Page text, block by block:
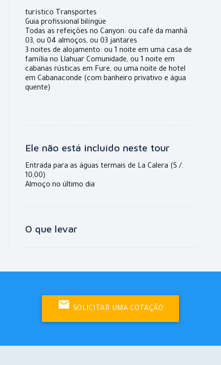
turístico Transportes
Guia profissional bilíngüe
Todas as refeições no Canyon: ou café da manhã
03, ou 04 almoços, ou 03 jantares
3 noites de alojamento: ou 1 noite em uma casa de
família no Llahuar Comunidade, ou 1 noite em
cabanas rústicas em Fure, ou uma noite de hotel
em Cabanaconde (com banheiro privativo e água
quente)
Ele não está incluído neste tour
Entrada para as águas termais de La Calera (S /.
10,00)
Almoço no último dia
O que levar
SOLICITAR UMA COTAÇÃO